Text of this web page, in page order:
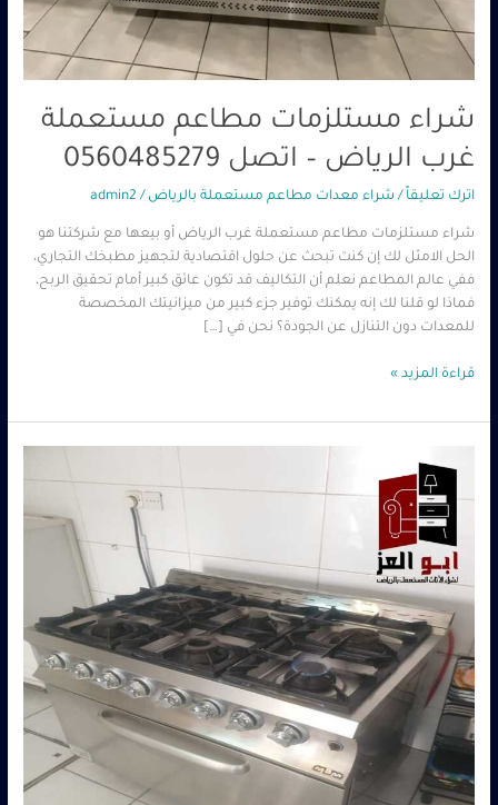
شراء مستلزمات مطاعم مستعملة
غرب الرياض – اتصل 0560485279
اترك تعليقاً / شراء معدات مطاعم مستعملة بالرياض /
admin2
شراء مستلزمات مطاعم مستعملة غرب الرياض أو بيعها مع شركتنا هو
الحل الامثل لك إن كنت تبحث عن حلول اقتصادية لتجهيز مطبخك التجاري،
ففي عالم المطاعم نعلم أن التكاليف قد تكون عائق كبير أمام تحقيق الربح،
فماذا لو قلنا لك إنه يمكنك توفير جزء كبير من ميزانيتك المخصصة
للمعدات دون التنازل عن الجودة؟ نحن في […]
قراءة المزيد »
معدات
مطاعم
مستعملة
جنوب
الرياض
أعلى
سعر
0560485279